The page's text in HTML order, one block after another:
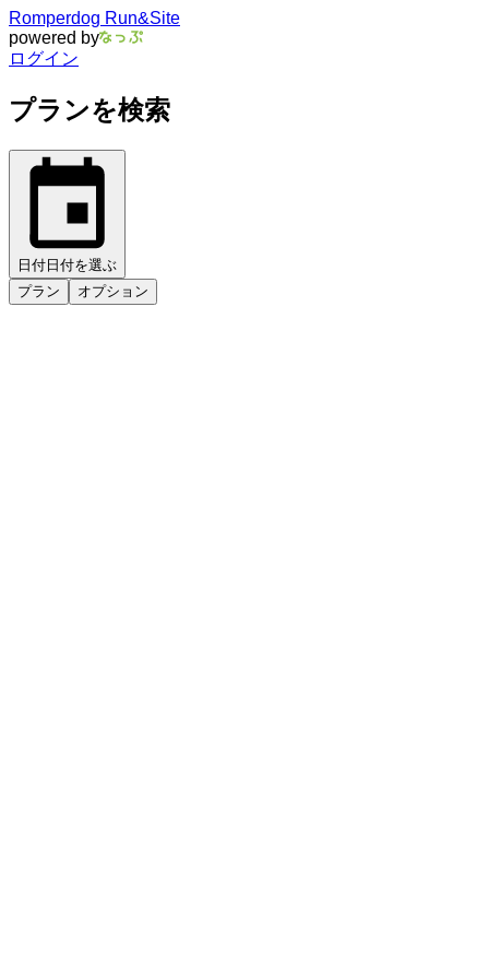
Romperdog Run&Site
powered by
ログイン
プランを検索
日付 日付を選ぶ
プラン
オプション